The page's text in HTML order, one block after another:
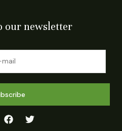
our newsletter